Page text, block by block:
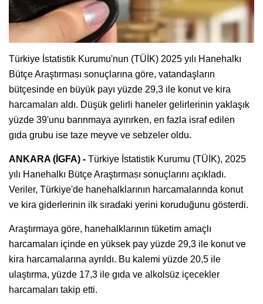
Türkiye İstatistik Kurumu'nun (TÜİK) 2025 yılı Hanehalkı
Bütçe Araştırması sonuçlarına göre, vatandaşların
bütçesinde en büyük payı yüzde 29,3 ile konut ve kira
harcamaları aldı. Düşük gelirli haneler gelirlerinin yaklaşık
yüzde 39'unu barınmaya ayırırken, en fazla israf edilen
gıda grubu ise taze meyve ve sebzeler oldu.
ANKARA (İGFA) - Türkiye İstatistik Kurumu (TÜİK), 2025
yılı Hanehalkı Bütçe Araştırması sonuçlarını açıkladı.
Veriler, Türkiye'de hanehalklarının harcamalarında konut
ve kira giderlerinin ilk sıradaki yerini koruduğunu gösterdi.
Araştırmaya göre, hanehalklarının tüketim amaçlı
harcamaları içinde en yüksek pay yüzde 29,3 ile konut ve
kira harcamalarına ayrıldı. Bu kalemi yüzde 20,5 ile
ulaştırma, yüzde 17,3 ile gıda ve alkolsüz içecekler
harcamaları takip etti.